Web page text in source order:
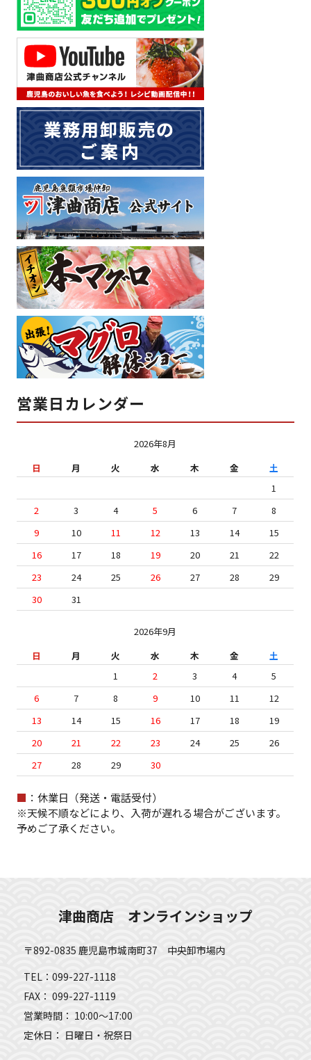
営業日カレンダー
2026年8月
日
月 火 水 木 金
土
1
2
3 4 5 6 7
8
9
10 11 12 13 14
15
16
17 18 19 20 21
22
23
24 25 26 27 28
29
30
31
2026年9月
日
月 火 水 木 金
土
1
2 3 4
5
6
7 8 9 10 11
12
13
14 15 16 17 18
19
20
21 22 23 24 25
26
27
28 29 30
■ ：休業日（発送・電話受付）
※天候不順などにより、入荷が遅れる場合がございます。
予めご了承ください。
津曲商店 オンラインショップ
〒892-0835 鹿児島市城南町37 中央卸市場内
TEL：099-227-1118
FAX： 099-227-1119
営業時間： 10:00～17:00
定休日： 日曜日・祝祭日